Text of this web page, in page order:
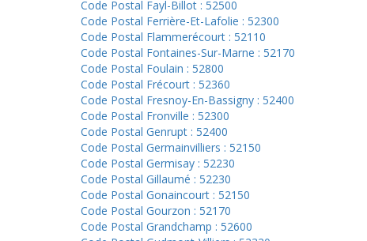
Code Postal Fayl-Billot : 52500
Code Postal Ferrière-Et-Lafolie : 52300
Code Postal Flammerécourt : 52110
Code Postal Fontaines-Sur-Marne : 52170
Code Postal Foulain : 52800
Code Postal Frécourt : 52360
Code Postal Fresnoy-En-Bassigny : 52400
Code Postal Fronville : 52300
Code Postal Genrupt : 52400
Code Postal Germainvilliers : 52150
Code Postal Germisay : 52230
Code Postal Gillaumé : 52230
Code Postal Gonaincourt : 52150
Code Postal Gourzon : 52170
Code Postal Grandchamp : 52600